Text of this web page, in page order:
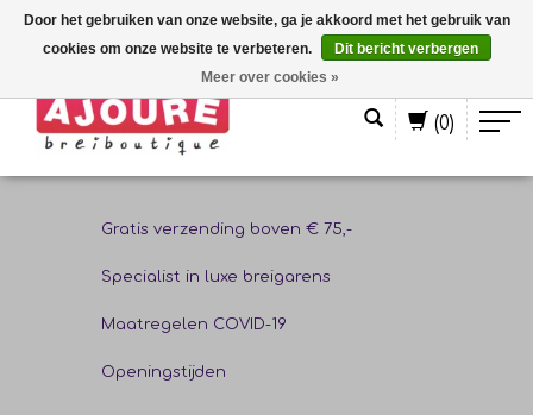
(0)
Gratis verzending boven € 75,-
Specialist in luxe breigarens
Maatregelen COVID-19
Openingstijden
Door het gebruiken van onze website, ga je akkoord met het gebruik van
cookies om onze website te verbeteren.
Dit bericht verbergen
Meer over cookies »